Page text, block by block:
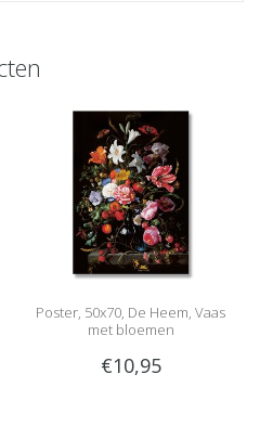
Poster, 50x70, De Heem, Vaas
met bloemen
€10,95